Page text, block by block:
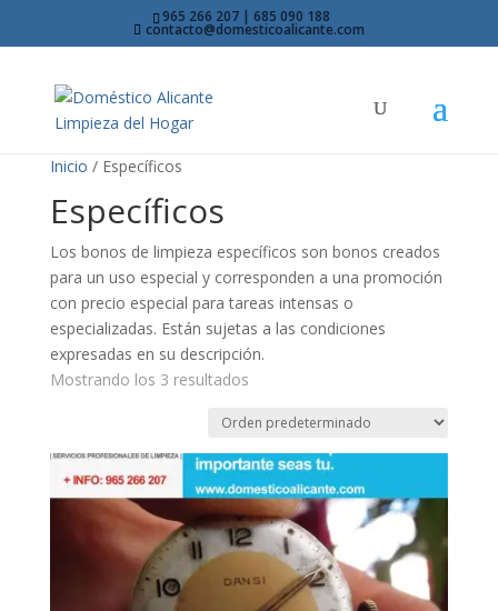
965 266 207 | 685 090 188
contacto@domesticoalicante.com
Inicio / Específicos
Específicos
Los bonos de limpieza específicos son bonos creados
para un uso especial y corresponden a una promoción
con precio especial para tareas intensas o
especializadas. Están sujetas a las condiciones
expresadas en su descripción.
Mostrando los 3 resultados